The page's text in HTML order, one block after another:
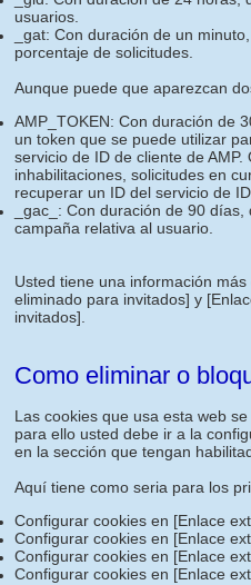
usuarios.
_gat: Con duración de un
porcentaje de solicitudes.
Aunque puede que aparezcan
AMP_TOKEN: Con duración de
un token que se puede utilizar
servicio de ID de cliente de
inhabilitaciones, solicitudes en
recuperar un ID del servicio de
_gac_: Con duración de 90
campaña relativa al usuario.
Usted tiene una información más
eliminado para invitados] y
invitados]
Como eliminar o
Las cookies que usa esta web
para ello usted debe ir a la
en la sección que tengan
Aquí tiene como seria para los
Configurar cookies en [Enlace
Configurar cookies en [Enlace
Configurar cookies en [Enlace
Configurar cookies en [Enlace